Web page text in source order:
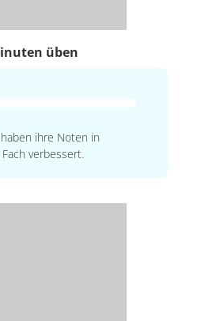
üben
ihre Noten in
verbessert.